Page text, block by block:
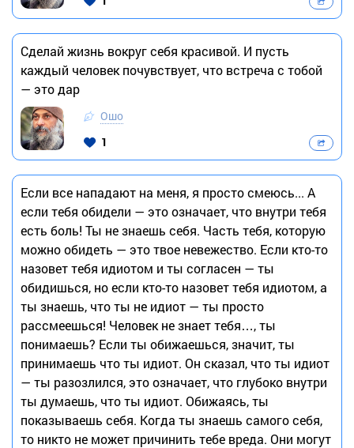
Сделай жизнь вокруг себя красивой. И пусть
каждый человек почувствует, что встреча с тобой
— это дар
Ошо
1
Если все нападают на меня, я просто смеюсь... А
если тебя обидели — это означает, что внутри тебя
есть боль! Ты не знаешь себя. Часть тебя, которую
можно обидеть — это твое невежество. Если кто-то
назовет тебя идиотом и ты согласен — ты
обидишься, но если кто-то назовет тебя идиотом, а
ты знаешь, что ты не идиот — ты просто
рассмеешься! Человек не знает тебя…, ты
понимаешь? Если ты обижаешься, значит, ты
принимаешь что ты идиот. Он сказал, что ты идиот
— ты разозлился, это означает, что глубоко внутри
ты думаешь, что ты идиот. Обижаясь, ты
показываешь себя. Когда ты знаешь самого себя,
то никто не может причинить тебе вреда. Они могут